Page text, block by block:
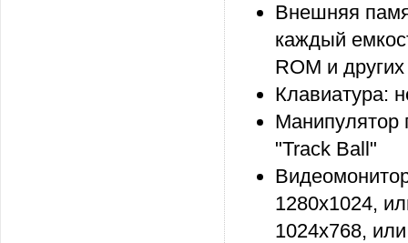
Внешняя
каждый
ROM и
Клавиатура:
"Track Ball"
1280х1024,
1024х768,